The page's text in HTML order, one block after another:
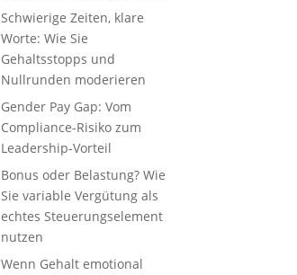
Schwierige Zeiten, klare
Worte: Wie Sie
Gehaltsstopps und
Nullrunden moderieren
Gender Pay Gap: Vom
Compliance-Risiko zum
Leadership-Vorteil
Bonus oder Belastung? Wie
Sie variable Vergütung als
echtes Steuerungselement
nutzen
Wenn Gehalt emotional